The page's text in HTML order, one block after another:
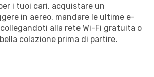
i tuoi cari, acquistare un
in aereo, mandare le ultime e-
alla rete Wi-Fi gratuita o
colazione prima di partire.